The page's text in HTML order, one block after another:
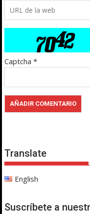
Captcha *
Translate
English
Suscríbete a